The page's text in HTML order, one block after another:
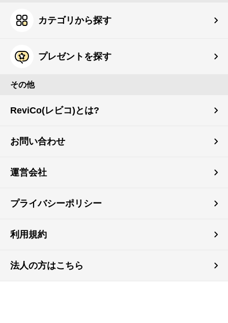
カテゴリから探す
プレゼントを探す
その他
ReviCo(レビコ)とは?
お問い合わせ
運営会社
プライバシーポリシー
利用規約
法人の方はこちら